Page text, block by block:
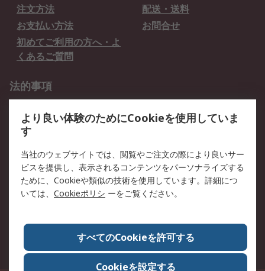
注文方法
配送・送料
お支払い方法
お問合せ
初めてご利用の方へ・よ
くあるご質問
法的事項
クッキーポリシー
RSについて
会社概要
採用情報
プレスリリース＆お知ら
コーポレートサイト
全世界のRS
RSの歴史
ESGへの取り組み（英語）
認証について
より良い体験のためにCookieを使用していま
す
当社のウェブサイトでは、閲覧やご注文の際により良いサー
ビスを提供し、表示されるコンテンツをパーソナライズする
ために、Cookieや類似の技術を使用しています。詳細につ
いては、 Cookieポリシ ーをご覧ください。
すべてのCookieを許可する
Cookieを設定する